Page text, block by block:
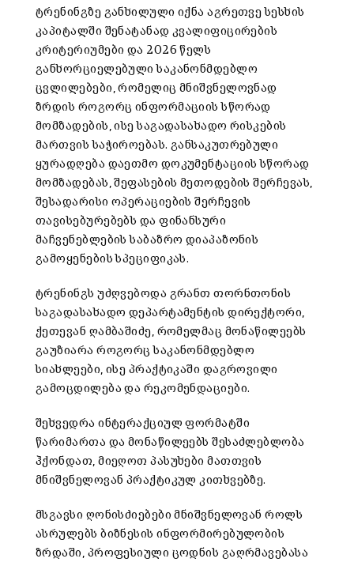
ტრენინგზე განხილული იქნა აგრეთვე სესხის
კაპიტალში შენატანად კვალიფიცირების
კრიტერიუმები და 2026 წელს
განხორციელებული საკანონმდებლო
ცვლილებები, რომელიც მნიშვნელოვნად
ზრდის როგორც ინფორმაციის სწორად
მომზადების, ისე საგადასახადო რისკების
მართვის საჭიროებას. განსაკუთრებული
ყურადღება დაეთმო დოკუმენტაციის სწორად
მომზადებას, შეფასების მეთოდების შერჩევას,
შესადარისი ოპერაციების შერჩევის
თავისებურებებს და ფინანსური
მაჩვენებლების საბაზრო დიაპაზონის
გამოყენების სპეციფიკას.
ტრენინგს უძღვებოდა გრანთ თორნთონის
საგადასახადო დეპარტამენტის დირექტორი,
ქეთევან ღამბაშიძე, რომელმაც მონაწილეებს
გაუზიარა როგორც საკანონმდებლო
სიახლეები, ისე პრაქტიკაში დაგროვილი
გამოცდილება და რეკომენდაციები.
შეხვედრა ინტერაქციულ ფორმატში
წარიმართა და მონაწილეებს შესაძლებლობა
ჰქონდათ, მიეღოთ პასუხები მათთვის
მნიშვნელოვან პრაქტიკულ კითხვებზე.
მსგავსი ღონისძიებები მნიშვნელოვან როლს
ასრულებს ბიზნესის ინფორმირებულობის
ზრდაში, პროფესიული ცოდნის გაღრმავებასა